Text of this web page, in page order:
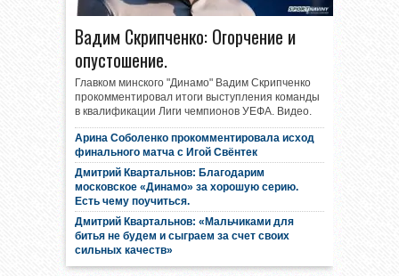
Вадим Скрипченко: Огорчение и
опустошение.
Главком минского "Динамо" Вадим Скрипченко
прокомментировал итоги выступления команды
в квалификации Лиги чемпионов УЕФА. Видео.
Арина Соболенко прокомментировала исход
финального матча с Игой Свёнтек
Дмитрий Квартальнов: Благодарим
московское «Динамо» за хорошую серию.
Есть чему поучиться.
Дмитрий Квартальнов: «Мальчиками для
битья не будем и сыграем за счет своих
сильных качеств»